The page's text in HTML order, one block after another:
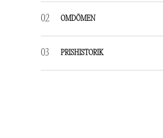
OMDÖMEN
RECENSIONER
PRISHISTORIK